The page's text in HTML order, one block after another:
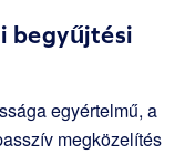
begyűjtési
egyértelmű, a
megközelítés